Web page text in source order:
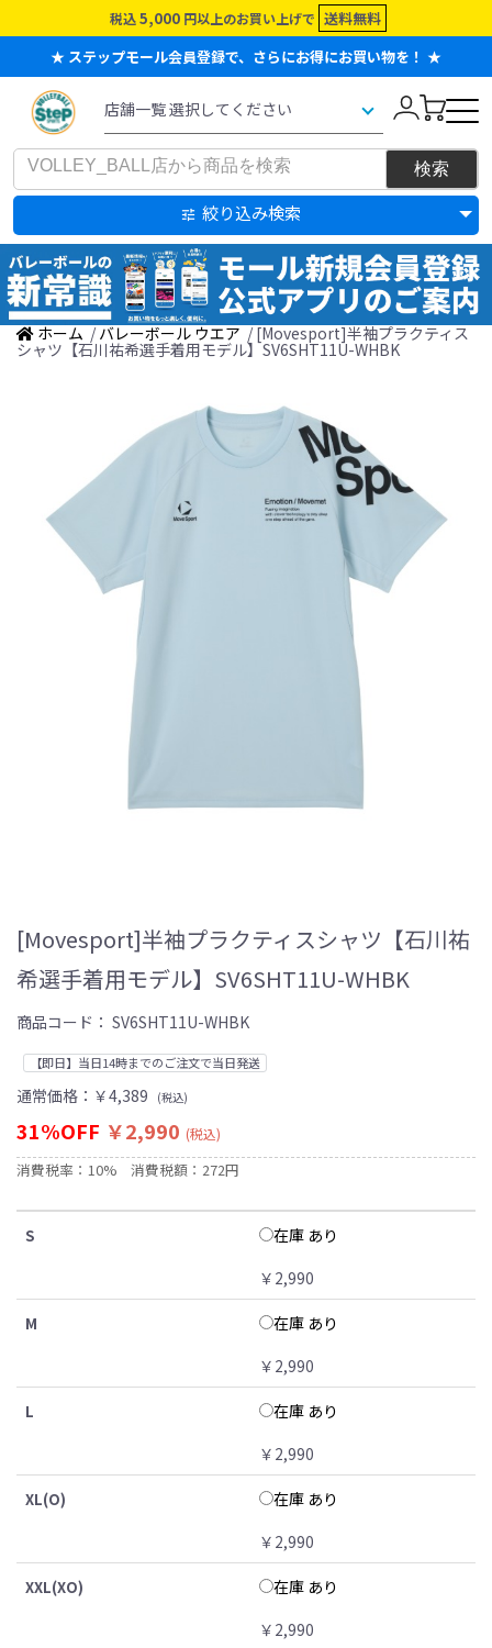
税込 5,000 円以上のお買い上げで 送料無料
★ ステップモール会員登録で、さらにお得にお買い物を！ ★
絞り込み検索
ホーム / バレーボール ウエア / [Movesport]半袖プラクティス
シャツ【石川祐希選手着用モデル】SV6SHT11U-WHBK
[Movesport]半袖プラクティスシャツ【石川祐
希選手着用モデル】SV6SHT11U-WHBK
商品コード： SV6SHT11U-WHBK
【即日】当日14時までのご注文で当日発送
通常価格： ￥4,389 (税込)
31%OFF ￥2,990 (税込)
消費税率：10% 消費税額：272円
S
在庫 あり
￥2,990
M
在庫 あり
￥2,990
L
在庫 あり
￥2,990
XL(O)
在庫 あり
￥2,990
XXL(XO)
在庫 あり
￥2,990